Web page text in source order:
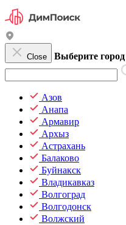
Close Выберите город
Азов
Анапа
Армавир
Архыз
Астрахань
Балаково
Буйнакск
Владикавказ
Волгоград
Волгодонск
Волжский